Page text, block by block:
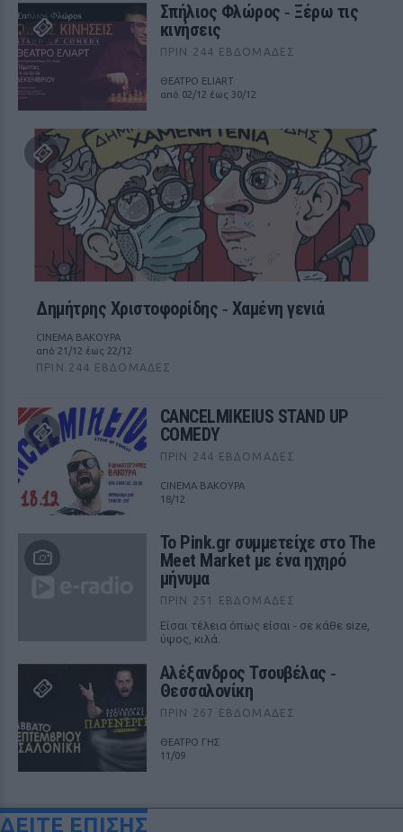
Σπήλιος Φλώρος ‑ Ξέρω τις
κινήσεις
ΠΡΙΝ 244 ΕΒΔΟΜΆΔΕΣ
ΘΕΑΤΡΟ ELIART
από 02/12 έως 30/12
Δημήτρης Χριστοφορίδης ‑ Χαμένη γενιά
CINEMA ΒΑΚΟΥΡΑ
από 21/12 έως 22/12
ΠΡΙΝ 244 ΕΒΔΟΜΆΔΕΣ
CANCELMIKEIUS STAND UP
COMEDY
ΠΡΙΝ 244 ΕΒΔΟΜΆΔΕΣ
CINEMA ΒΑΚΟΥΡΑ
18/12
Το Pink.gr συμμετείχε στο The
Meet Market με ένα ηχηρό
μήνυμα
ΠΡΙΝ 251 ΕΒΔΟΜΆΔΕΣ
Είσαι τέλεια όπως είσαι - σε κάθε size,
ύψος, κιλά.
Αλέξανδρος Τσουβέλας ‑
Θεσσαλονίκη
ΠΡΙΝ 267 ΕΒΔΟΜΆΔΕΣ
ΘΕΑΤΡΟ ΓΗΣ
11/09
ΔΕΙΤΕ ΕΠΙΣΗΣ